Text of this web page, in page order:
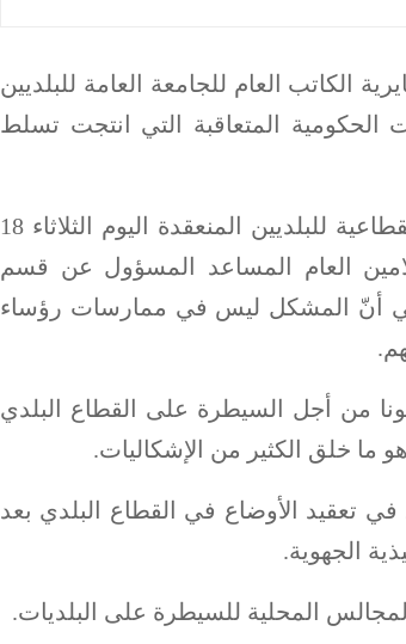
الكاتب العام للجامعة العامة للبلديين
الحكومية المتعاقبة التي انتجت تسلط
وأشار الأخ الكاتب العام خلال الهيئة الادارية القطاعية للبلديين المنعقدة اليوم الثلاثاء 18
الامين العام المساعد المسؤول عن قسم
أنّ المشكل ليس في ممارسات رؤساء
من أجل السيطرة على القطاع البلدي
ما خلق الكثير من الإشكاليات.
ما بعد 25 جويلية زاد في تعقيد الأوضاع في القطاع البلدي بعد
الجهوية.
المحلية للسيطرة على البلديات.